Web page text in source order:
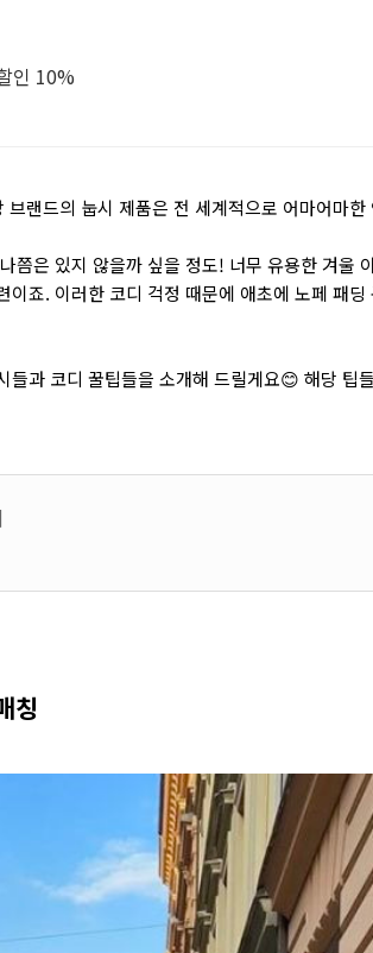
인 10%
랜드의 눕시 제품은 전 세계적으로 어마어마
쯤은 있지 않을까 싶을 정도! 너무 유용한 겨울
죠. 이러한 코디 걱정 때문에 애초에 노페 패
들과 코디 꿀팁들을 소개해 드릴게요😊 해당 팁
칭